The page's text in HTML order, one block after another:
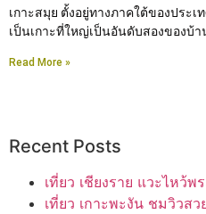
เกาะสมุย ตั้งอยู่ทางภาคใต้ของประ
เป็นเกาะที่ใหญ่เป็นอันดับสองของบ้า
Read More »
Recent Posts
เที่ยว เชียงราย แวะไหว้
เที่ยว เกาะพะงัน ชมวิวสว